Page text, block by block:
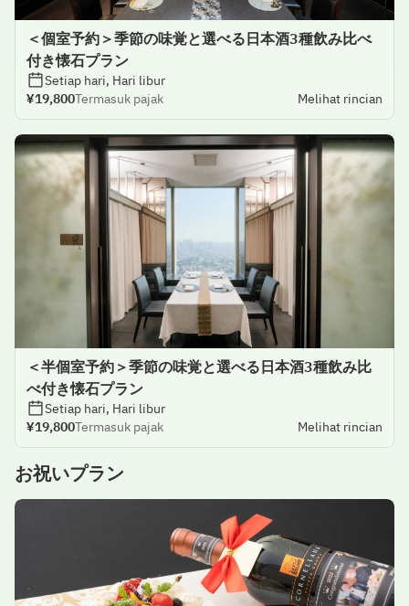
＜個室予約＞季節の味覚と選べる日本酒3種飲み比べ
付き懐石プラン
Setiap hari, Hari libur
¥19,800Termasuk pajak Melihat rincian
＜半個室予約＞季節の味覚と選べる日本酒3種飲み比
べ付き懐石プラン
Setiap hari, Hari libur
¥19,800Termasuk pajak Melihat rincian
お祝いプラン